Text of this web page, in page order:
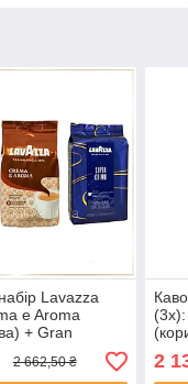
Lavazza
e Aroma
+ Gran
+ Super Crema
2 662,50 ₴ 2